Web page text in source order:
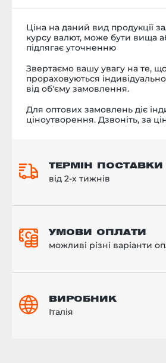
Ціна на даний вид продукції
курсу валют, може бути вища
підлягає уточненню
Звертаємо вашу увагу на те,
прораховуються
від об'єму замовлення.
Для оптових замовлень діє
ціноутворення. Дзвоніть, за
ТЕРМІН ПОСТАВКИ
від 2-х тижнів
УМОВИ ОПЛАТИ
можливі різні варіанти
ВИРОБНИК
Італія